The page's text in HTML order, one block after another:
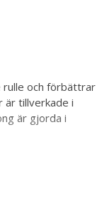
rulle och förbättrar
är tillverkade i
är gjorda i
den nya
om